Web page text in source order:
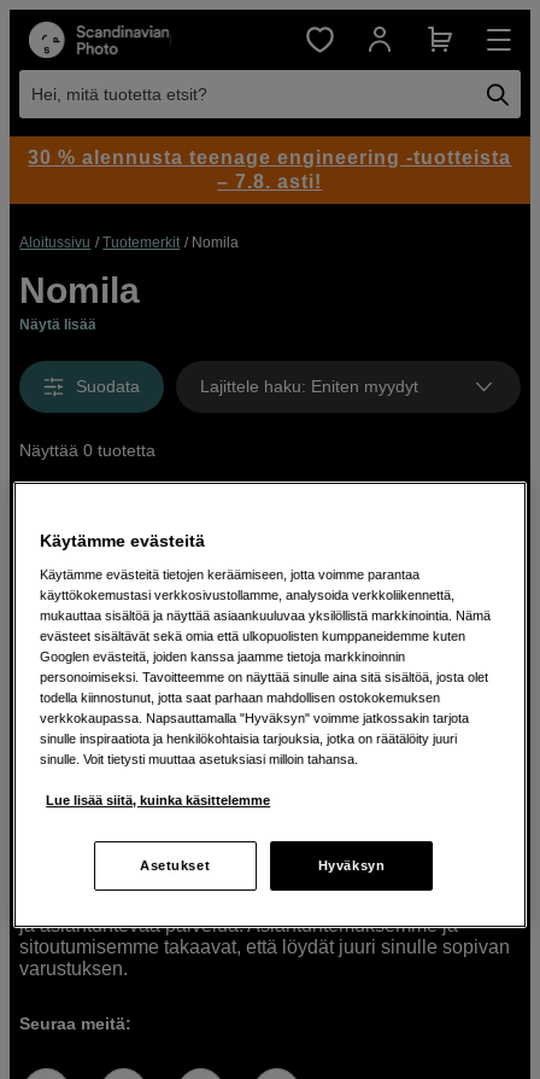
Hei, mitä tuotetta etsit?
Aloitussivu Tuotemerkit Nomila
Nomila
Näytä lisää
Suodata Lajittele haku: Eniten myydyt
Näyttää 0 tuotetta
Ratkaisuja luoville ihmisille jo vuodesta
1982
Olemme Scandinavian Photolla jo yli 40 vuoden ajan
auttaneet luovia ihmisiä toteuttamaan visioitaan.
Tarjoamme inspiraatiota, asiantuntemusta ja tuotteita
muun muassa valokuvauksen, äänen, videokuvauksen ja
musiikin ja taiteen harrastajia. Oikeilla työkaluilla ideat
muuttuvat todellisuudeksi. Autamme sinua valitsemaan
ja asiantuntevaa palvelua. Asiantuntemuksemme ja
sitoutumisemme takaavat, että löydät juuri sinulle sopivan
varustuksen.
Seuraa meitä:
30 % alennusta teenage engineering -tuotteista
– 7.8. asti!
Käytämme evästeitä
Käytämme evästeitä tietojen keräämiseen, jotta voimme parantaa
käyttökokemustasi verkkosivustollamme, analysoida verkkoliikennettä,
mukauttaa sisältöä ja näyttää asiaankuuluvaa yksilöllistä markkinointia. Nämä
evästeet sisältävät sekä omia että ulkopuolisten kumppaneidemme kuten
Googlen evästeitä, joiden kanssa jaamme tietoja markkinoinnin
personoimiseksi. Tavoitteemme on näyttää sinulle aina sitä sisältöä, josta olet
todella kiinnostunut, jotta saat parhaan mahdollisen ostokokemuksen
verkkokaupassa. Napsauttamalla "Hyväksyn" voimme jatkossakin tarjota
sinulle inspiraatiota ja henkilökohtaisia tarjouksia, jotka on räätälöity juuri
sinulle. Voit tietysti muuttaa asetuksiasi milloin tahansa.
Lue lisää siitä, kuinka käsittelemme
Asetukset Hyväksyn